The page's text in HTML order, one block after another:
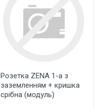
Розетка ZENA 1-а з
заземленням + кришка
срібна (модуль)